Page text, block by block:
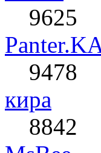
9625
9478
кира
8842